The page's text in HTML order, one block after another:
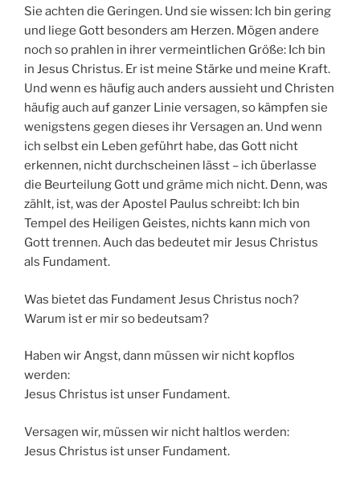
Sie achten die Geringen. Und sie wissen: Ich bin gering
und liege Gott besonders am Herzen. Mögen andere
noch so prahlen in ihrer vermeintlichen Größe: Ich bin
in Jesus Christus. Er ist meine Stärke und meine Kraft.
Und wenn es häufig auch anders aussieht und Christen
häufig auch auf ganzer Linie versagen, so kämpfen sie
wenigstens gegen dieses ihr Versagen an. Und wenn
ich selbst ein Leben geführt habe, das Gott nicht
erkennen, nicht durchscheinen lässt – ich überlasse
die Beurteilung Gott und gräme mich nicht. Denn, was
zählt, ist, was der Apostel Paulus schreibt: Ich bin
Tempel des Heiligen Geistes, nichts kann mich von
Gott trennen. Auch das bedeutet mir Jesus Christus
als Fundament.
Was bietet das Fundament Jesus Christus noch?
Warum ist er mir so bedeutsam?
Haben wir Angst, dann müssen wir nicht kopflos
werden:
Jesus Christus ist unser Fundament.
Versagen wir, müssen wir nicht haltlos werden:
Jesus Christus ist unser Fundament.